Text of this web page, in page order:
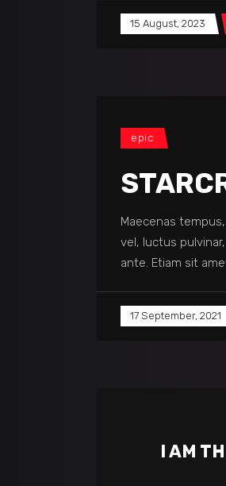
15 August, 2023
epic
Maecenas
vel, luctus
ante. Etiam sit
17 September, 2021
I AM